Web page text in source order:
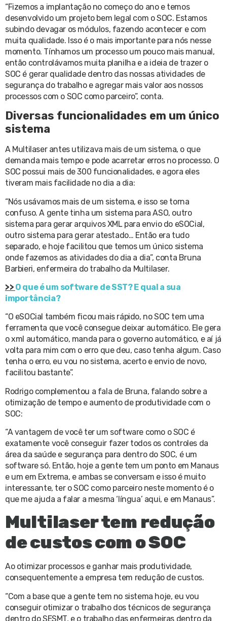
“Fizemos a implantação no começo do ano e temos
desenvolvido um projeto bem legal com o SOC. Estamos
subindo devagar os módulos, fazendo acontecer e com
muita qualidade. Isso é o mais importante para nós nesse
momento. Tínhamos um processo um pouco mais manual,
então controlávamos muita planilha e a ideia de trazer o
SOC é gerar qualidade dentro das nossas atividades de
segurança do trabalho e agregar mais valor aos nossos
processos com o SOC como parceiro”, conta.
Diversas funcionalidades em um único
sistema
A Multilaser antes utilizava mais de um sistema, o que
demanda mais tempo e pode acarretar erros no processo. O
SOC possui mais de 300 funcionalidades, e agora eles
tiveram mais facilidade no dia a dia:
“Nós usávamos mais de um sistema, e isso se torna
confuso. A gente tinha um sistema para ASO, outro
sistema para gerar arquivos XML para envio do eSOCial,
outro sistema para gerar atestado… Então era tudo
separado, e hoje facilitou que temos um único sistema
onde fazemos as atividades do dia a dia”, conta Bruna
Barbieri, enfermeira do trabalho da Multilaser.
>> O que é um software de SST? E qual a sua
importância?
“O eSOCial também ficou mais rápido, no SOC tem uma
ferramenta que você consegue deixar automático. Ele gera
o xml automático, manda para o governo automático, e aí já
volta para mim com o erro que deu, caso tenha algum. Caso
tenha o erro, eu vou no sistema, acerto e envio de novo,
facilitou bastante”.
Rodrigo complementou a fala de Bruna, falando sobre a
otimização de tempo e aumento de produtividade com o
SOC:
“A vantagem de você ter um software como o SOC é
exatamente você conseguir fazer todos os controles da
área da saúde e segurança para dentro do SOC, é um
software só. Então, hoje a gente tem um ponto em Manaus
e um em Extrema, e ambas se conversam e isso é muito
interessante, ter o SOC como parceiro neste momento é o
que me ajuda a falar a mesma ‘língua’ aqui, e em Manaus”.
Multilaser tem redução
de custos com o SOC
Ao otimizar processos e ganhar mais produtividade,
consequentemente a empresa tem redução de custos.
“Com a base que a gente tem no sistema hoje, eu vou
conseguir otimizar o trabalho dos técnicos de segurança
dentro do SESMT, e o trabalho das enfermeiras dentro da